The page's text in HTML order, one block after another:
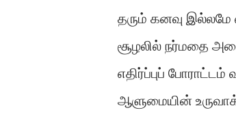
தரும் கனவு இல்லமே
சூழலில் நர்மதை
எதிர்ப்புப்
ஆளுமையின்